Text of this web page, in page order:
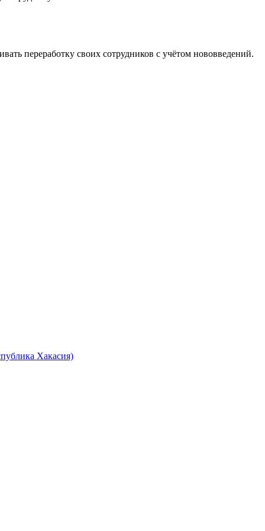
переработку своих сотрудников с учётом нововведений.
Хакасия)